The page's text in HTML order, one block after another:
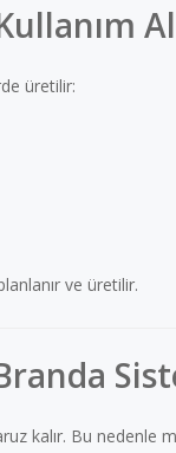
üretilir:
ve üretilir.
kalır. Bu nedenle